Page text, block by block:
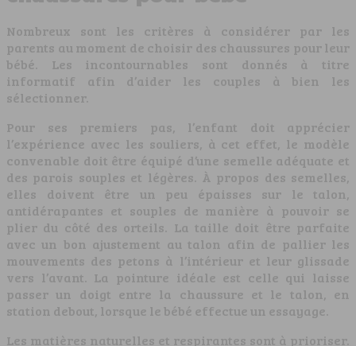
Nombreux sont les critères à considérer par les
parents au moment de choisir des chaussures pour leur
bébé. Les incontournables sont donnés à titre
informatif afin d’aider les couples à bien les
sélectionner.
Pour ses premiers pas, l’enfant doit apprécier
l’expérience avec les souliers, à cet effet, le modèle
convenable doit être équipé d’une semelle adéquate et
des parois souples et légères. À propos des semelles,
elles doivent être un peu épaisses sur le talon,
antidérapantes et souples de manière à pouvoir se
plier du côté des orteils. La taille doit être parfaite
avec un bon ajustement au talon afin de pallier les
mouvements des petons à l’intérieur et leur glissade
vers l’avant. La pointure idéale est celle qui laisse
passer un doigt entre la chaussure et le talon, en
station debout, lorsque le bébé effectue un essayage.
Les matières naturelles et respirantes sont à prioriser.